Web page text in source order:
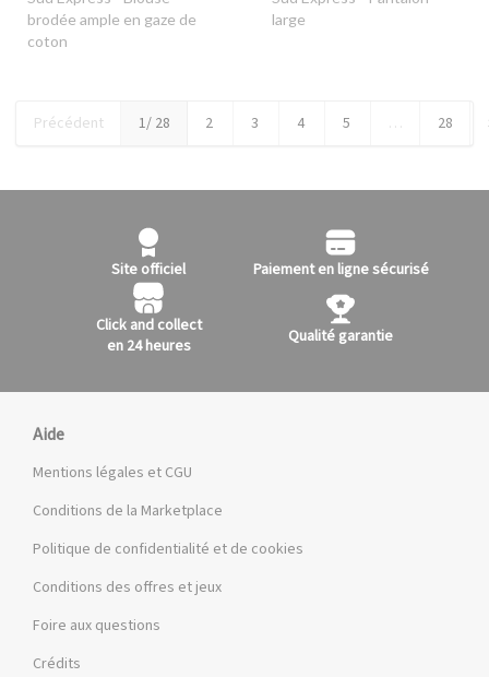
brodée ample en gaze de
coton
large
Précédent 1/ 28 2 3 4 5 … 28
Site officiel Paiement en ligne sécurisé
Click and collect
en 24 heures
Qualité garantie
Aide
Mentions légales et CGU
Conditions de la Marketplace
Politique de confidentialité et de cookies
Conditions des offres et jeux
Foire aux questions
Crédits